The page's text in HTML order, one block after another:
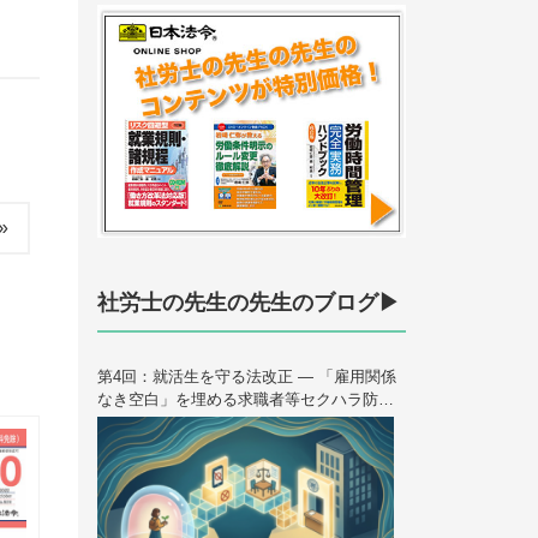
社労士の先生の先生のブログ▶
第4回：就活生を守る法改正 — 「雇用関係
なき空白」を埋める求職者等セクハラ防止
措置 ＜連載＞ハラスメント法制の歴史と未
来 — 2026年10月大改正を読み解く（全6
回）